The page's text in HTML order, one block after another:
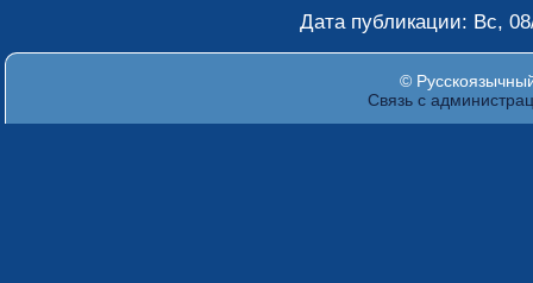
Дата публикации: Вс,
©
Связь с